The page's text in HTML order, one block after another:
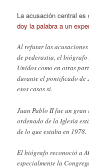
La acusación central es
doy la palabra a un
Al refutar las
de pederastia, el
Unidos como en otras
durante el pontificado de
esos casos sí.
Juan Pablo II fue un
ordenado de la Iglesia
de lo que estaba en 1978.
El biógrafo reconoció a
especialmente la